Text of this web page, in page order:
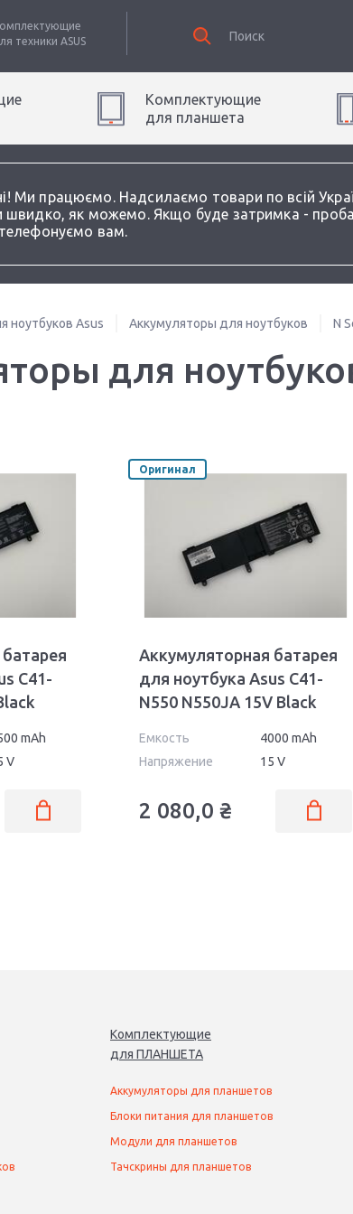
Ми працюємо. Надсилаємо товари по всій
швидко, як можемо. Якщо буде затримка -
вам.
техники ASUS
Комплектующие
для планшета
ноутбуков Asus Аккумуляторы для ноутбуков N
для
C41-
mAh
V
Оригинал
Аккумуляторная батарея
для ноутбука Asus C41-
N550 N550JA 15V Black
Емкость
4000 mAh
Напряжение
15 V
2 080,0 ₴
Комплектующие
для ПЛАНШЕТА
Аккумуляторы для планшетов
Блоки питания для планшетов
Модули для планшетов
Тачскрины для планшетов